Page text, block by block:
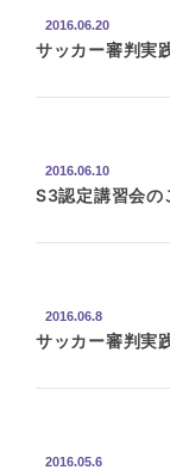
2016.06.20
サッカー審判実
2016.06.10
S3認定講習会
2016.06.8
サッカー審判実
2016.05.6